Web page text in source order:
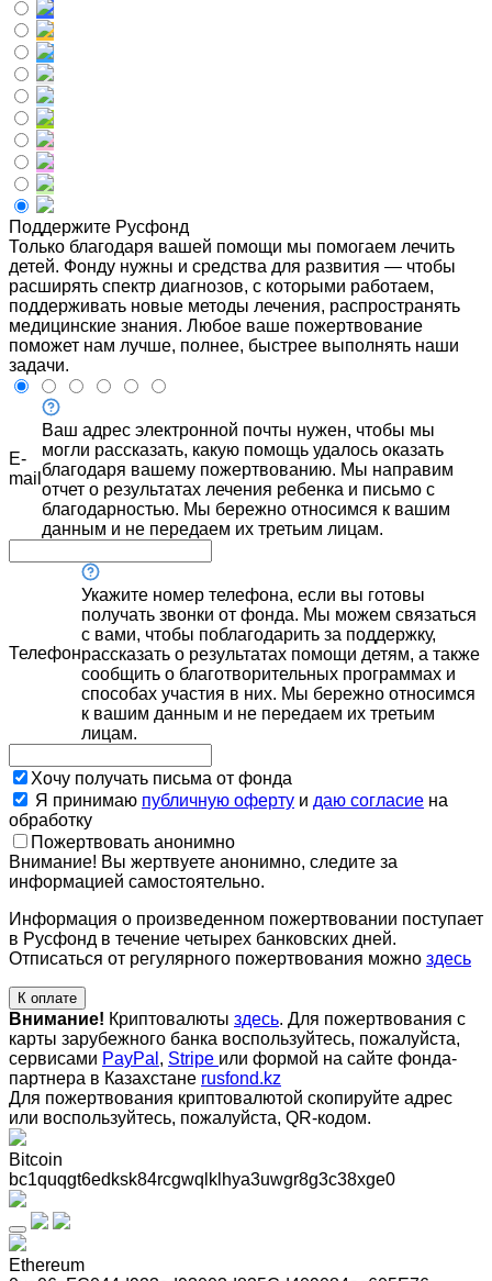
Поддержите Русфонд
Только благодаря вашей помощи мы помогаем лечить
детей. Фонду нужны и средства для развития — чтобы
расширять спектр диагнозов, с которыми работаем,
поддерживать новые методы лечения, распространять
медицинские знания. Любое ваше пожертвование
поможет нам лучше, полнее, быстрее выполнять наши
задачи.
E-
mail
Ваш адрес электронной почты нужен, чтобы мы
могли рассказать, какую помощь удалось оказать
благодаря вашему пожертвованию. Мы направим
отчет о результатах лечения ребенка и письмо с
благодарностью. Мы бережно относимся к вашим
данным и не передаем их третьим лицам.
Телефон
Укажите номер телефона, если вы готовы
получать звонки от фонда. Мы можем связаться
с вами, чтобы поблагодарить за поддержку,
рассказать о результатах помощи детям, а также
сообщить о благотворительных программах и
способах участия в них. Мы бережно относимся
к вашим данным и не передаем их третьим
лицам.
Хочу получать письма от фонда
Я принимаю публичную оферту и даю согласие на
обработку
Пожертвовать анонимно
Внимание! Вы жертвуете анонимно, следите за
информацией самостоятельно.
Информация о произведенном пожертвовании поступает
в Русфонд в течение четырех банковских дней.
Отписаться от регулярного пожертвования можно здесь
К оплате
Внимание! Криптовалюты здесь. Для пожертвования с
карты зарубежного банка воспользуйтесь, пожалуйста,
сервисами PayPal , Stripe или формой на сайте фонда-
партнера в Казахстане rusfond.kz
Для пожертвования криптовалютой скопируйте адрес
или воспользуйтесь, пожалуйста, QR-кодом.
Bitcoin
bc1quqgt6edksk84rcgwqlklhya3uwgr8g3c38xge0
Ethereum